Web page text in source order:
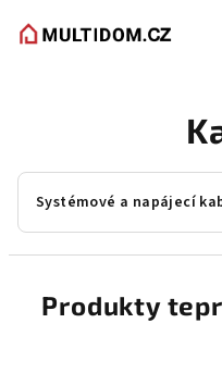
Systémové a napájecí
Produkty